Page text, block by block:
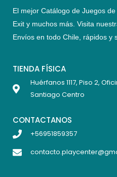
El mejor Catálogo de Juegos
Exit y muchos más. Visita
Envíos en todo Chile, rápidos y
TIENDA FÍSICA
Huérfanos 1117, Piso 2,
Santiago Centro
CONTACTANOS
+56951859357